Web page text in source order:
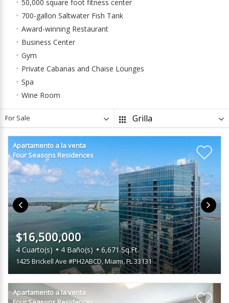
50,000 square foot fitness center
700-gallon Saltwater Fish Tank
Award-winning Restaurant
Business Center
Gym
Private Cabanas and Chaise Lounges
Spa
Wine Room
For Sale
1425 Brickell Ave #PH2ABCD,Miami, FL 33131
Apartamento a la venta
Four Seasons Residences
$16,500,000
4Cuarto(s) 4 Baño(s) 6,671 Sq.Ft.
Apartamento a la venta